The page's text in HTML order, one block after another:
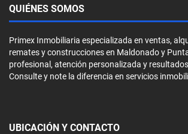
QUIÉNES SOMOS
Primex Inmobiliaria especializada en ventas,
remates y construcciones en Maldonado y
profesional, atención personalizada y
Consulte y note la diferencia en servicios
UBICACIÓN Y CONTACTO